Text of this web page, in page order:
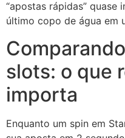
“apostas rápidas” quase
último copo de água em
slots: o que
importa
Enquanto um spin em